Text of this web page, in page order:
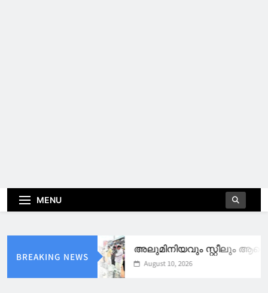
MENU
BREAKING NEWS
അലുമിനിയവും സ്റ്റീലും
August 10, 2026